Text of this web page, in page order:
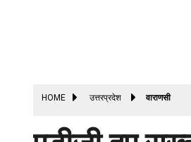
HOME उत्तरप्रदेश वाराणसी